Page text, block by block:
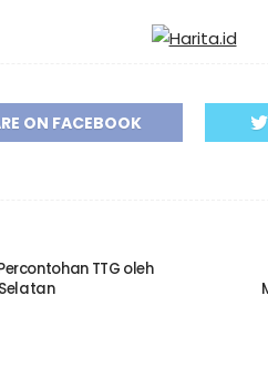
ON FACEBOOK
TTG oleh